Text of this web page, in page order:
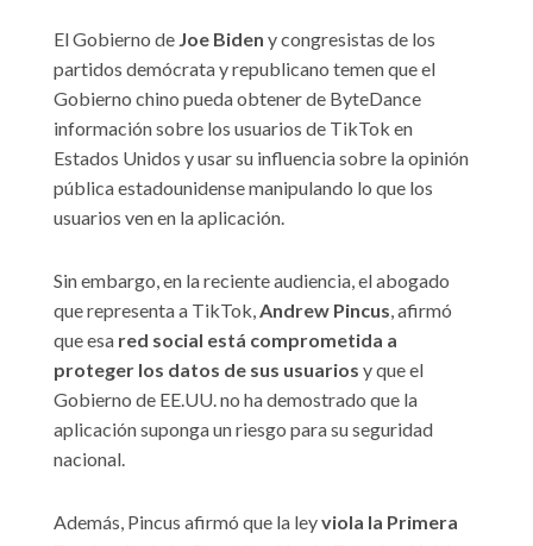
El Gobierno de Joe Biden y congresistas de los
partidos demócrata y republicano temen que el
Gobierno chino pueda obtener de ByteDance
información sobre los usuarios de TikTok en
Estados Unidos y usar su influencia sobre la opinión
pública estadounidense manipulando lo que los
usuarios ven en la aplicación.
Sin embargo, en la reciente audiencia, el abogado
que representa a TikTok,Andrew Pincus, afirmó
que esa red social está comprometida a
proteger los datos de sus usuarios y que el
Gobierno de EE.UU. no ha demostrado que la
aplicación suponga un riesgo para su seguridad
nacional.
Además, Pincus afirmó que la leyviola la Primera